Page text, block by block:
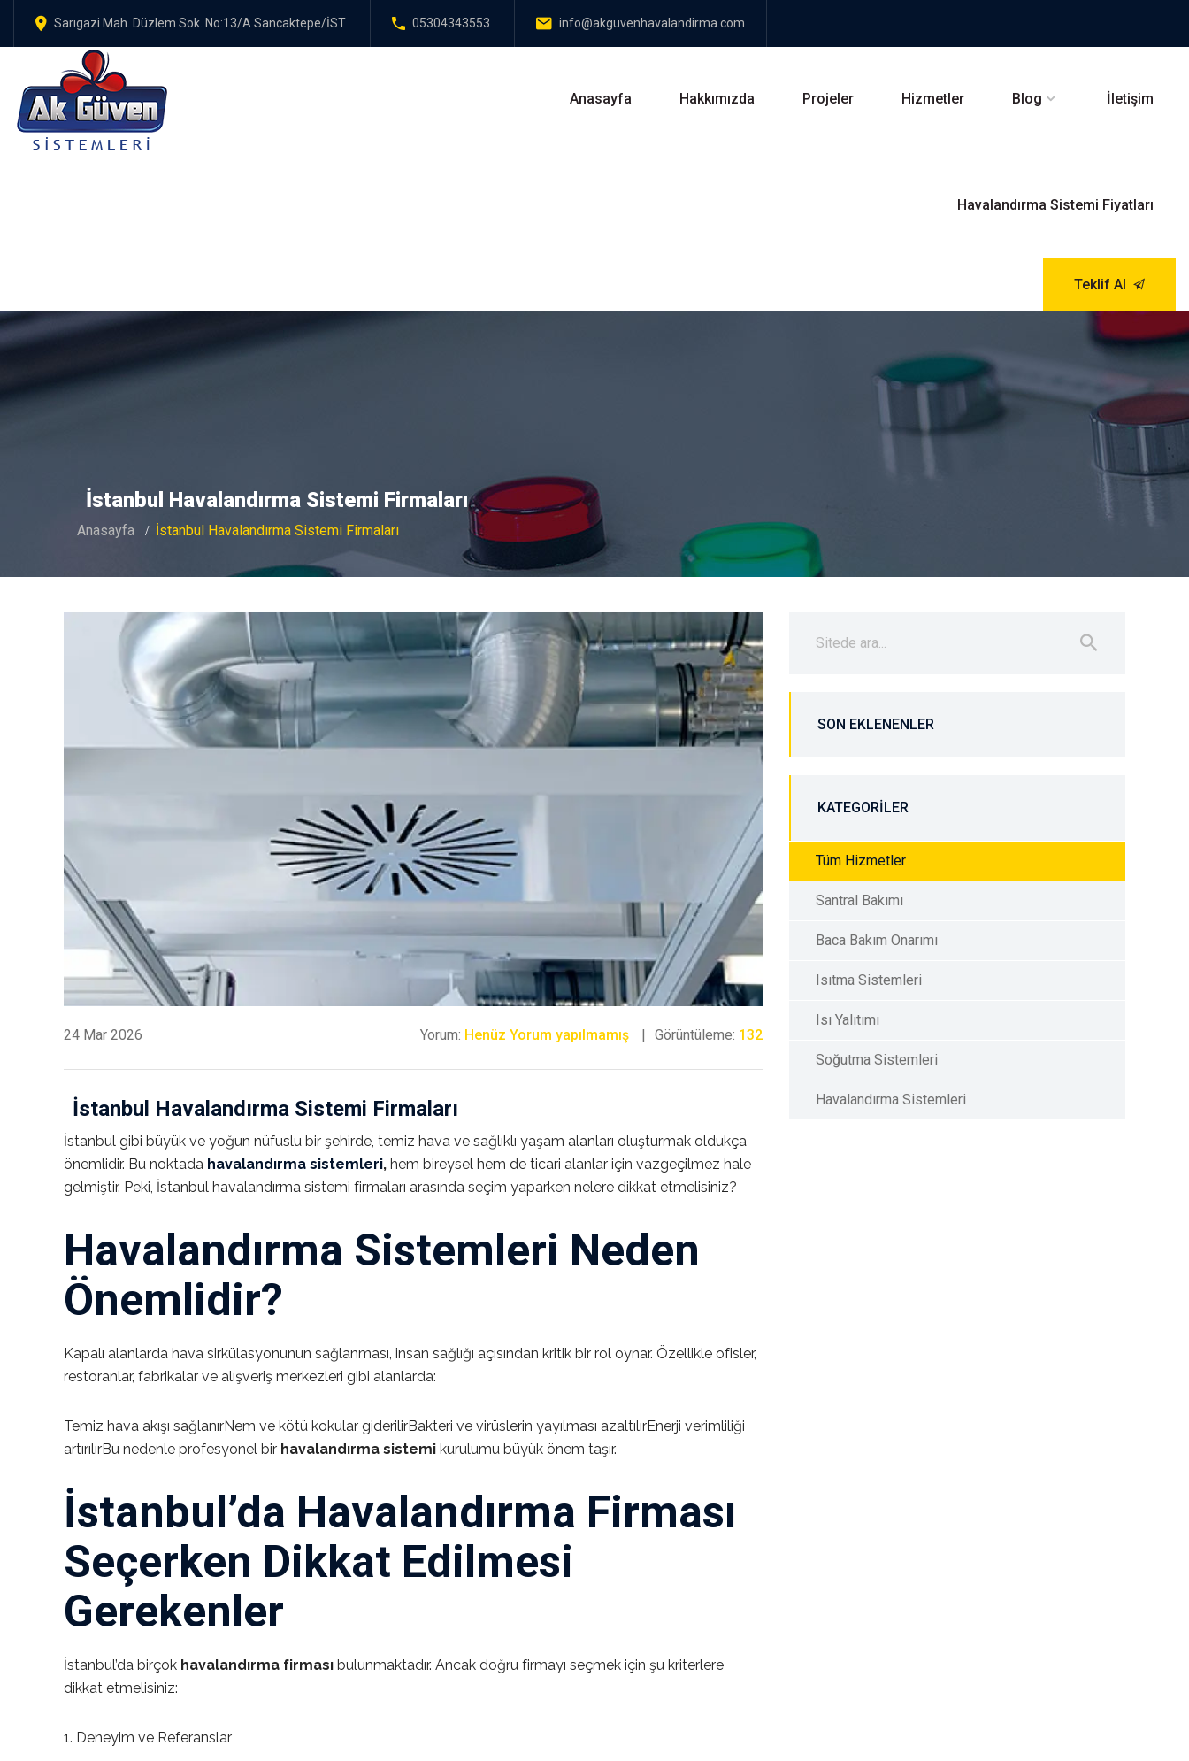
Sarıgazi Mah. Düzlem Sok. No:13/A Sancaktepe/İST 05304343553 info@akguvenhavalandirma.com
Anasayfa Hakkımızda Projeler Hizmetler Blog İletişim
Havalandırma Sistemi Fiyatları
Teklif Al
İstanbul Havalandırma Sistemi Firmaları
Anasayfa İstanbul Havalandırma Sistemi Firmaları
24 Mar 2026 Yorum: Henüz Yorum yapılmamış Görüntüleme: 132
İstanbul Havalandırma Sistemi Firmaları
İstanbul gibi büyük ve yoğun nüfuslu bir şehirde, temiz hava ve sağlıklı yaşam alanları oluşturmak oldukça
önemlidir. Bu noktada havalandırma sistemleri, hem bireysel hem de ticari alanlar için vazgeçilmez hale
gelmiştir. Peki, İstanbul havalandırma sistemi firmaları arasında seçim yaparken nelere dikkat etmelisiniz?
Havalandırma Sistemleri Neden
Önemlidir?
Kapalı alanlarda hava sirkülasyonunun sağlanması, insan sağlığı açısından kritik bir rol oynar. Özellikle ofisler,
restoranlar, fabrikalar ve alışveriş merkezleri gibi alanlarda:
Temiz hava akışı sağlanırNem ve kötü kokular giderilirBakteri ve virüslerin yayılması azaltılırEnerji verimliliği
artırılırBu nedenle profesyonel bir havalandırma sistemi kurulumu büyük önem taşır.
İstanbul’da Havalandırma Firması
Seçerken Dikkat Edilmesi
Gerekenler
İstanbul’da birçok havalandırma firması bulunmaktadır. Ancak doğru firmayı seçmek için şu kriterlere
dikkat etmelisiniz:
1. Deneyim ve Referanslar
SON EKLENENLER
KATEGORILER
Tüm Hizmetler
Santral Bakımı
Baca Bakım Onarımı
Isıtma Sistemleri
Isı Yalıtımı
Soğutma Sistemleri
Havalandırma Sistemleri